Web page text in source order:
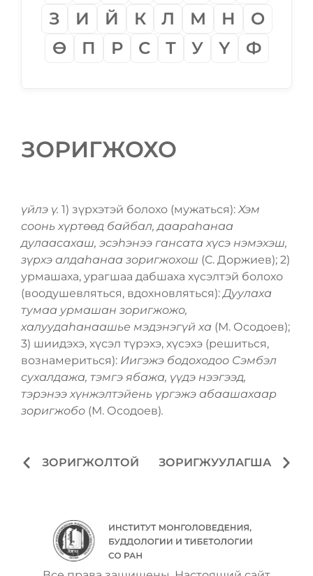
З
И Й К Л М Н
О
Ѳ
П Р С Т У Ү Ф
ЗОРИГЖОХО
үйлэ ү. 1) зүрхэтэй болохо (мужаться): Хэм
соонь хүртѳѳд байбал, даараһанаа
дулаасахаш, эсэһэнээ гансата хүсэ нэмэхэш,
зүрхэ алдаһанаа зоригжохош (С. Доржиев); 2)
урмашаха, урагшаа дабшаха хүсэлтэй болохо
(воодушевляться, вдохновляться):Дуулаха
тумаа урмашан зоригжожо,
халуудаһанаашье мэдэнэгүй ха (М. Осодоев);
3) шиидэхэ, хүсэл түрэхэ, хүсэхэ (решиться,
вознамериться): Иигэжэ бодоходоо Сэмбэл
сухалдажа, тэмгэ ябажа, үүдэ нээгээд,
тэрэнээ хүнжэлтэйень үргэжэ абаашахаар
зоригжобо (М. Осодоев).
ЗОРИГЖОЛТОЙ ЗОРИГЖУУЛАГША